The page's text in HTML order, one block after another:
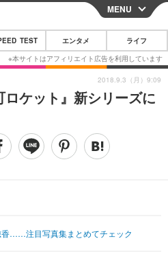
CLOSE
スマートフォン
その他
映画・ドラマ
ブログ
MENU
TEST エンタメ ライフ
ケット』新シリーズに
……注目写真集まとめてチェック
2018.9.3（月）9:09